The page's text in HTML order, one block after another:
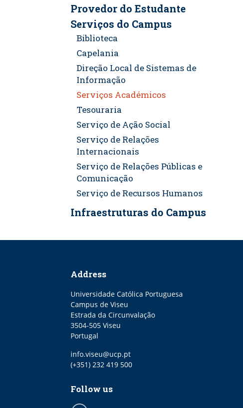
Provedor do Estudante
Serviços do Campus
Biblioteca
Capelania
Direção Local de Sistemas de
Informação
Serviços Académicos
Tesouraria
Serviço de Ação Social
Serviço de Relações
Internacionais
Serviço de Relações Públicas e
Comunicação
Serviço de Recursos Humanos
Infraestruturas do Campus
Address
Universidade Católica Portuguesa
Campus de Viseu
Estrada da Circunvalação
3504-505 Viseu
Portugal
Email
info.viseu@ucp.pt
Telefone
(+351) 232 419 500
Follow us